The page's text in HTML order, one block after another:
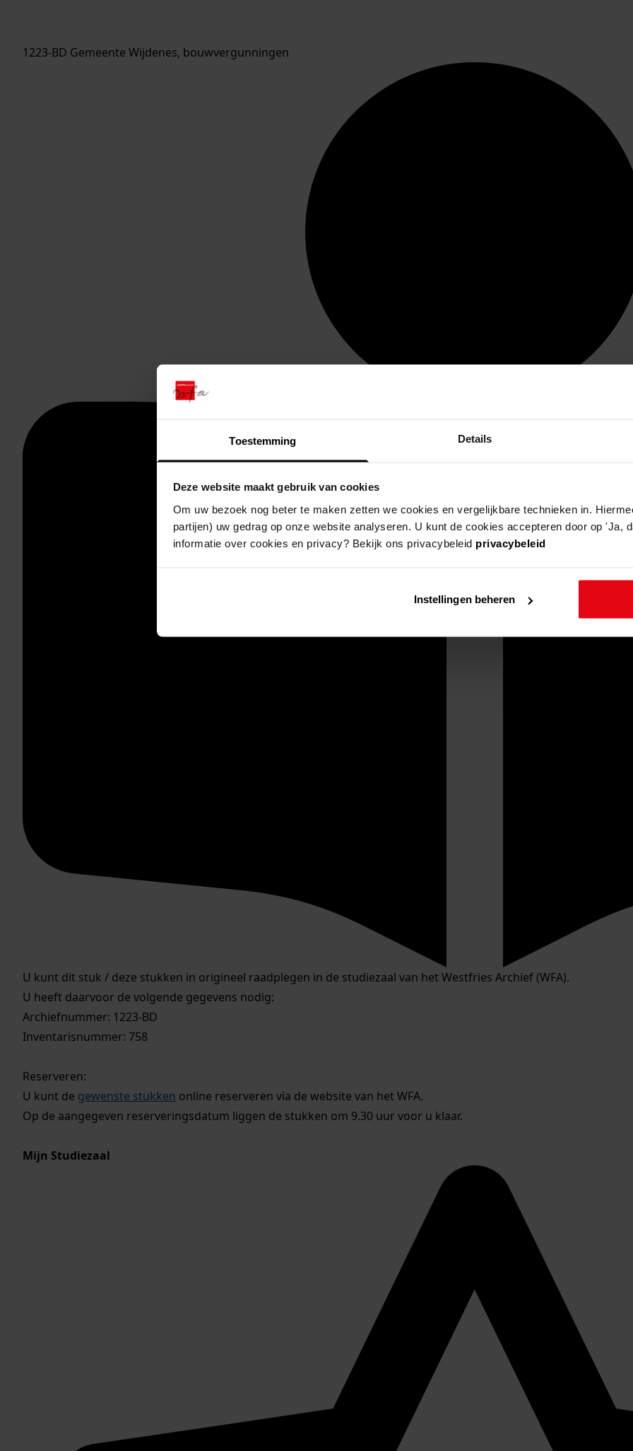
Toestemming Details
Deze website maakt gebruik van cookies
Om uw bezoek nog beter te maken zetten we cookies en vergelijkbare technieken in.
partijen) uw gedrag op onze website analyseren. U kunt de cookies accepteren door op 'Ja,
informatie over cookies en privacy? Bekijk ons privacybeleid privacybeleid
Instellingen beheren
1223-BD Gemeente Wijdenes, bouwvergunningen
U kunt dit stuk / deze stukken in origineel raadplegen in de studiezaal van het Westfries Archief (WFA).
U heeft daarvoor de volgende gegevens nodig:
Archiefnummer: 1223-BD
Inventarisnummer: 758
Reserveren:
U kunt de gewenste stukken online reserveren via de website van het WFA.
Op de aangegeven reserveringsdatum liggen de stukken om 9.30 uur voor u klaar.
Mijn Studiezaal